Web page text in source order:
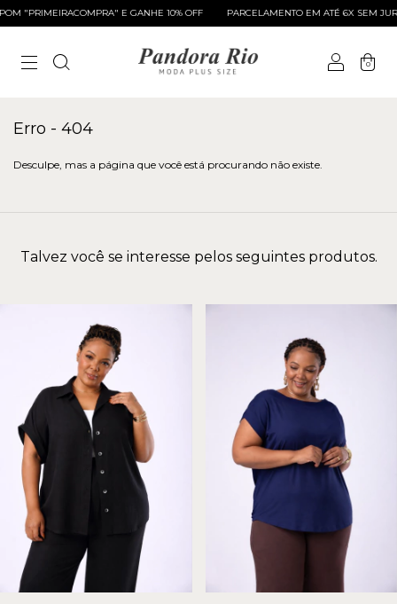
"PRIMEIRACOMPRA" E GANHE 10% OFF PARCELAMENTO EM ATÉ 6X SEM
0
Erro - 404
Desculpe, mas a página que você está procurando não existe.
Talvez você se interesse pelos seguintes produtos.